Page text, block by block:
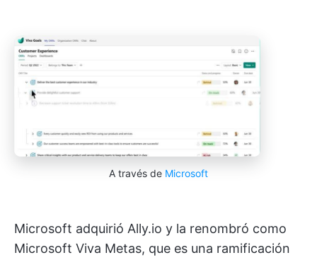
A través de Microsoft
Microsoft adquirió Ally.io y la renombró como
Microsoft Viva Metas, que es una ramificación